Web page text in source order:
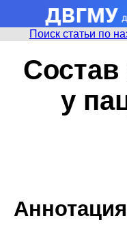
Поиск статьи по
у